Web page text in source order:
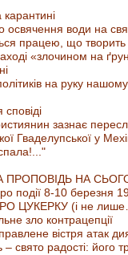
освячення води на
працею, що творить
«злочином на
на руку
зазнає
Гваделупської у
ПРОПОВІДЬ НА
події 8-10 березня
ЦУКЕРКУ (і не
зло контрацепції
вістря атак
радості: його